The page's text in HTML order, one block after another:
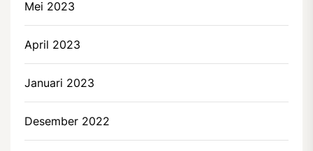
Mei 2023
April 2023
Januari 2023
Desember 2022